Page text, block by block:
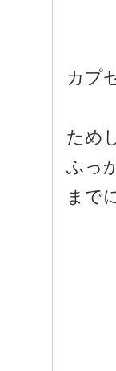
カプ
ため
ふっ
まで